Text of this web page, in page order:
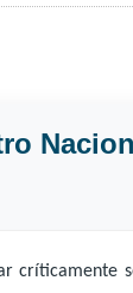
críticamente